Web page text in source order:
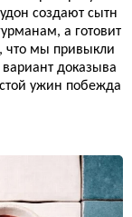
создают сытн
а готовит
что мы привыкли
вариант доказыва
ужин побежда